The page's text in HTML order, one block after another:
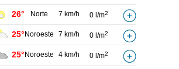
26° Norte 7 km/h 0 l/m2
25° Noroeste 7 km/h 0 l/m2
25° Noroeste 4 km/h 0 l/m2